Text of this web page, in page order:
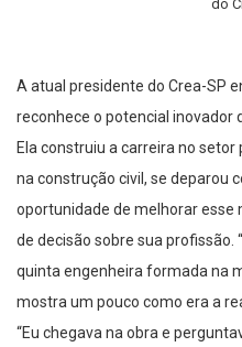
reconhece o potencial inovador
Ela construiu a carreira no setor
na construção civil, se deparou
oportunidade de melhorar esse
de decisão sobre sua profissão.
quinta engenheira formada na
mostra um pouco como era a
“Eu chegava na obra e
Encarei aquilo e fiz da